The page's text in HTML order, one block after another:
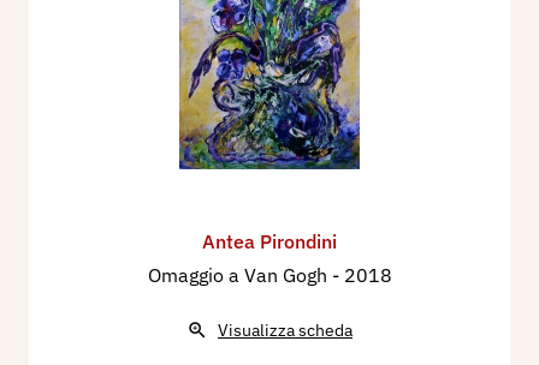
Antea Pirondini
Omaggio a Van Gogh - 2018
Visualizza scheda